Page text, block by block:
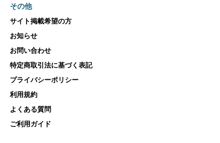
その他
サイト掲載希望の方
お知らせ
お問い合わせ
特定商取引法に基づく表記
プライバシーポリシー
利用規約
よくある質問
ご利用ガイド